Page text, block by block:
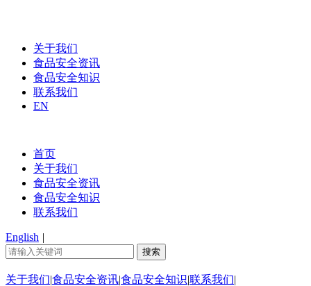
关于我们
食品安全资讯
食品安全知识
联系我们
EN
首页
关于我们
食品安全资讯
食品安全知识
联系我们
English |
关于我们|食品安全资讯|食品安全知识|联系我们|